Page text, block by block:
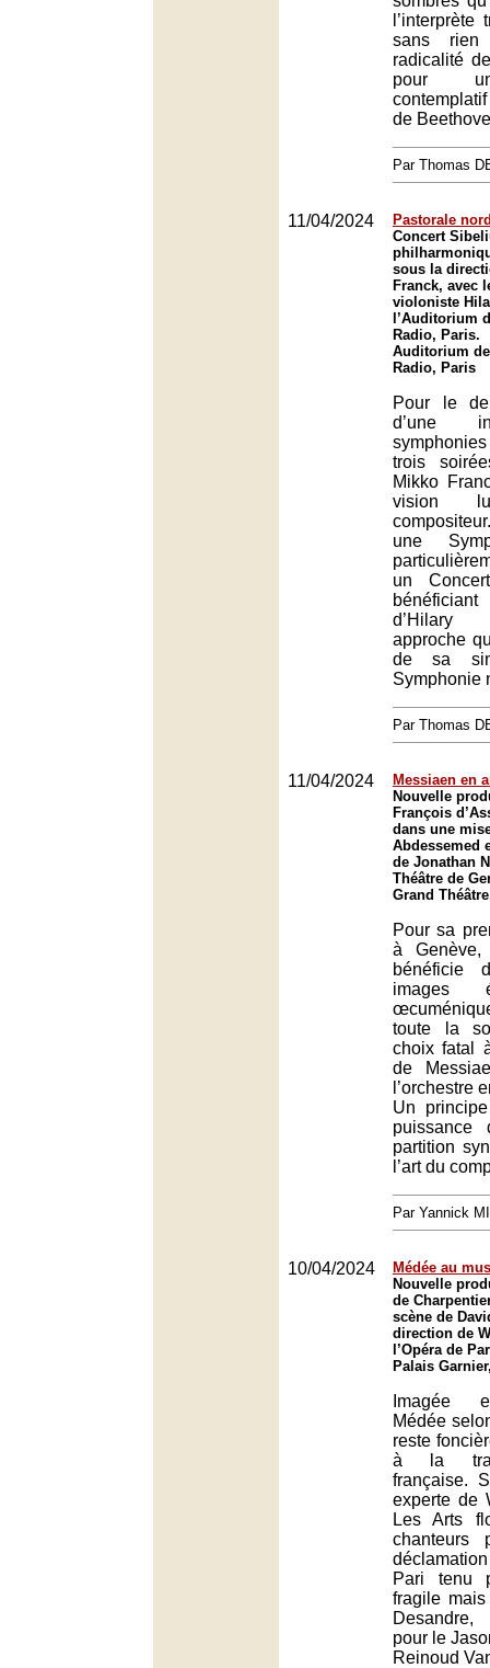
l’interprète
sans
radicalité
pour
de
Par Thomas
11/04/2024
Pastorale
Concert
sous la
Franck, avec
violoniste
l’Auditorium
Radio, Paris.
Auditorium
Radio, Paris
Pour le
d’une
trois
Mikko
vision
une
un
approche
de sa
Symphonie
Par Thomas
11/04/2024
Messiaen en
Nouvelle
François
dans une
Abdessemed
de Jonathan
Théâtre de
Grand
Pour sa
à Genève,
bénéficie
images
toute la
choix fatal
de
l’orchestre
Un
puissance
partition
l’art du
Par Yannick
10/04/2024
Médée au
Nouvelle
de
scène de
direction de
l’Opéra de
Palais
Imagée
Médée
reste
à la
française.
experte de
Les Arts
chanteurs
Pari tenu
fragile
Desandre,
pour le
Reinoud